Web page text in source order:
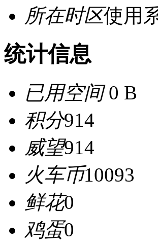
所在时区使用
统计信息
已用空间0 B
积分914
威望914
火车币10093
鲜花0
鸡蛋0